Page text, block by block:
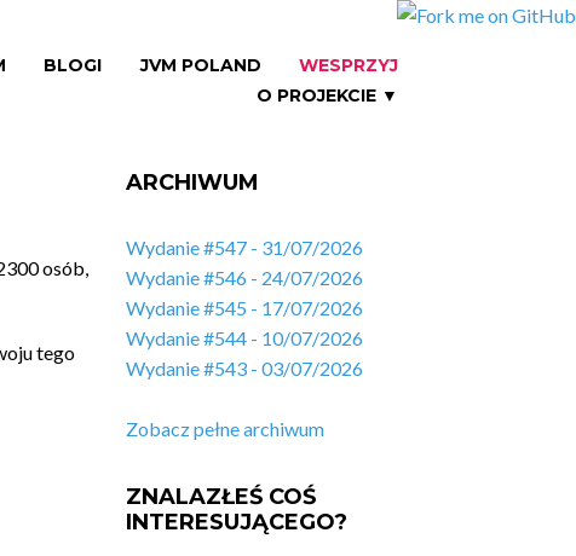
BLOGI JVM POLAND
WESPRZYJ
O PROJEKCIE ▼
osób,
tego
ARCHIWUM
Wydanie #547 - 31/07/2026
Wydanie #546 - 24/07/2026
Wydanie #545 - 17/07/2026
Wydanie #544 - 10/07/2026
Wydanie #543 - 03/07/2026
Zobacz pełne archiwum
ZNALAZŁEŚ COŚ
INTERESUJĄCEGO?